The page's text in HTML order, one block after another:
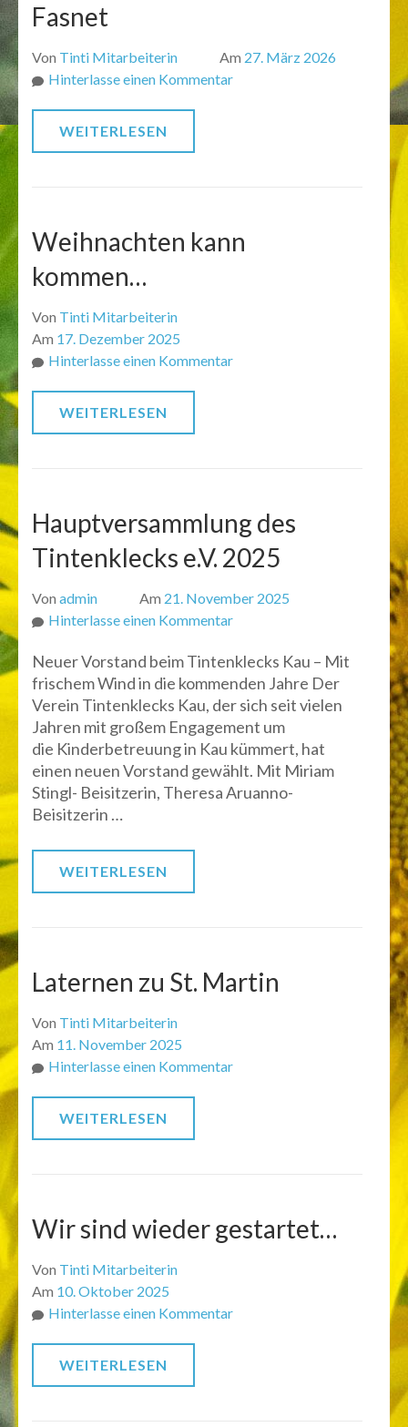
Fasnet
Von Tinti Mitarbeiterin Am 27. März 2026
Hinterlasse einen Kommentarzu
WEITERLESEN
Weihnachten kann
kommen…
Von Tinti Mitarbeiterin
Am 17. Dezember 2025
Hinterlasse einen Kommentarzu
WEITERLESEN
Hauptversammlung des
Tintenklecks e.V. 2025
Von admin Am 21. November 2025
Hinterlasse einen Kommentarzu
des
Tintenklecks
e.V.
2025
Neuer Vorstand beim Tintenklecks Kau – Mit
frischem Wind in die kommenden Jahre Der
Verein Tintenklecks Kau, der sich seit vielen
Jahren mit großem Engagement um
die Kinderbetreuung in Kau kümmert, hat
einen neuen Vorstand gewählt. Mit Miriam
Stingl- Beisitzerin, Theresa Aruanno-
Beisitzerin …
WEITERLESEN
Laternen zu St. Martin
Von Tinti Mitarbeiterin
Am 11. November 2025
Hinterlasse einen Kommentarzu
WEITERLESEN
Wir sind wieder gestartet…
Von Tinti Mitarbeiterin
Am 10. Oktober 2025
Hinterlasse einen Kommentarzu
WEITERLESEN